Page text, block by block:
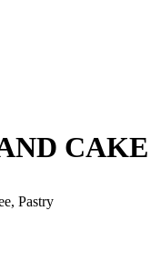
CAKE
Pastry